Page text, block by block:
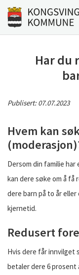
Til innhold
Gå til forsiden
Har du
Publisert:07.07.2023
Hvem kan
Dersom din familie har
kan dere søke om å få
dere barn på to år
kjernetid.
Redusert
Hvis dere får innvilget
betaler dere 6